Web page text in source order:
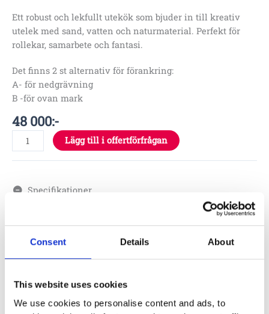
Consent Details About
This website uses cookies
We use cookies to personalise content and ads, to
Ett robust och lekfullt utekök som bjuder in till kreativ
utelek med sand, vatten och naturmaterial. Perfekt för
rollekar, samarbete och fantasi.
Det finns 2 st alternativ för förankring:
A- för nedgrävning
B -för ovan mark
48 000:-
Lägg till i offertförfrågan
Specifikationer
2.20 x 1.0 x 1.1 m
5.11 x 4.00 m
Material